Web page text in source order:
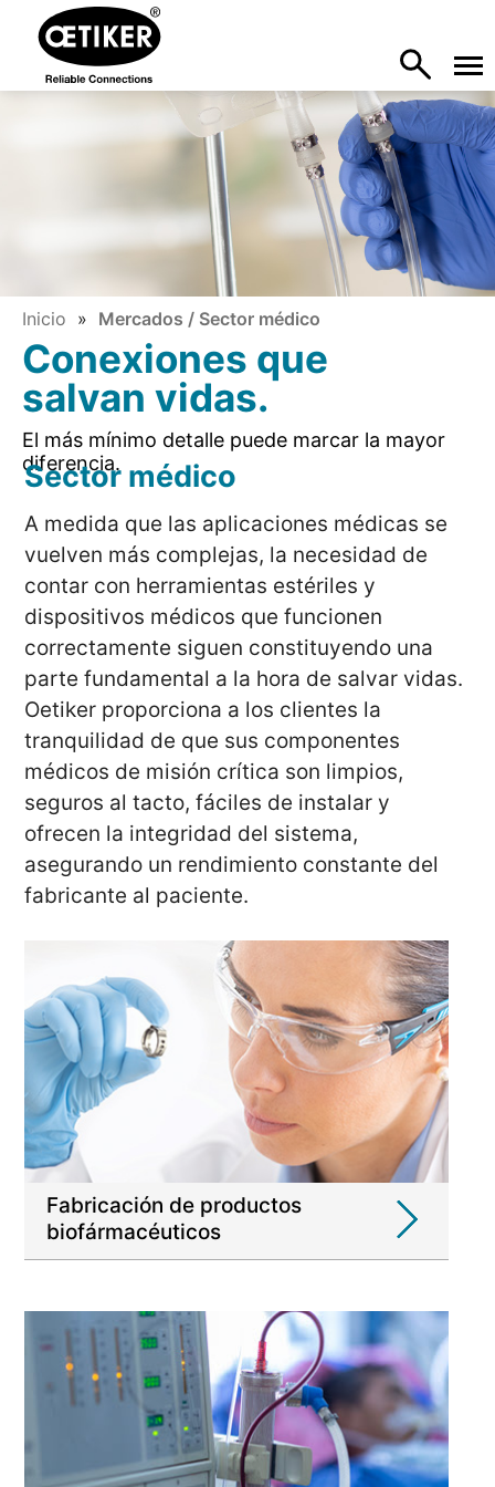
Conexiones que
salvan vidas.
El más mínimo detalle puede marcar la mayor
diferencia.
Inicio Mercados / Sector médico
Sector médico
A medida que las aplicaciones médicas se
vuelven más complejas, la necesidad de
contar con herramientas estériles y
dispositivos médicos que funcionen
correctamente siguen constituyendo una
parte fundamental a la hora de salvar vidas.
Oetiker proporciona a los clientes la
tranquilidad de que sus componentes
médicos de misión crítica son limpios,
seguros al tacto, fáciles de instalar y
ofrecen la integridad del sistema,
asegurando un rendimiento constante del
fabricante al paciente.
Fabricación de productos
biofármacéuticos